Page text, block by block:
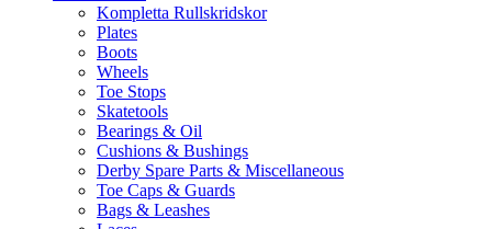
Kompletta Rullskridskor
Plates
Boots
Wheels
Toe Stops
Skatetools
Bearings & Oil
Cushions & Bushings
Derby Spare Parts & Miscellaneous
Toe Caps & Guards
Bags & Leashes